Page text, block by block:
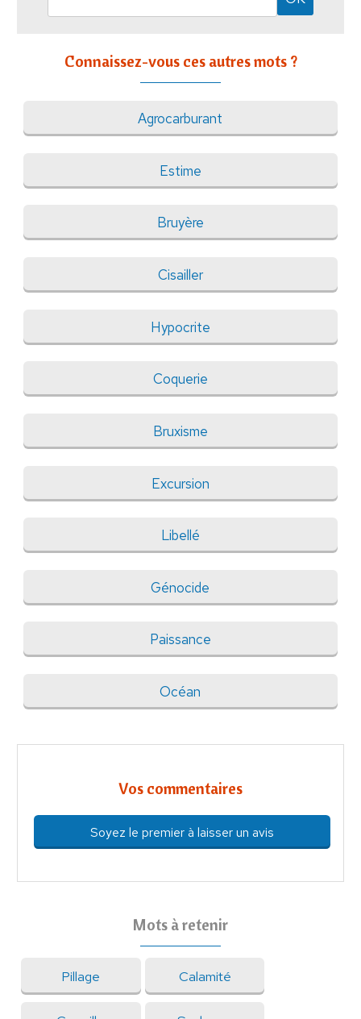
Connaissez-vous ces autres mots ?
Agrocarburant
Estime
Bruyère
Cisailler
Hypocrite
Coquerie
Bruxisme
Excursion
Libellé
Génocide
Paissance
Océan
Vos commentaires
Soyez le premier à laisser un avis
Mots à retenir
Pillage Calamité